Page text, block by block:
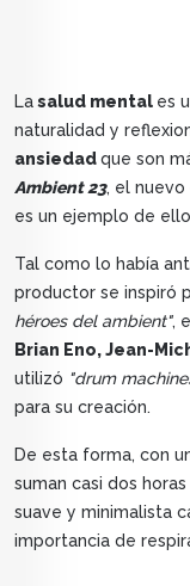
Lasalud mental es
naturalidad y
ansiedadque son
Ambient 23, el nuevo
es un ejemplo de
Tal como lo había
productor se inspiró
héroes del ambient",
Brian Eno, Jean-
utilizó "drum
para su creación.
De esta forma, con
suman casi dos
suave y minimalista
importancia de